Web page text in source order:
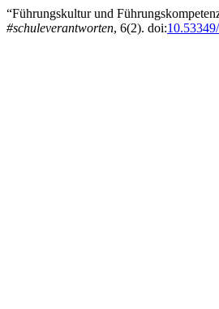
“Führungskultur und
#schuleverantworten, 6(2). doi: